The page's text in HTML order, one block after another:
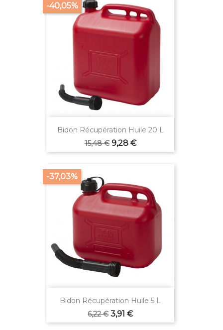
Bidon Récupération Huile 20 L
Prix
de
15,48 €
-40,05%
Prix
9,28 €
Bidon Récupération Huile 5 L
Prix
de
6,22 €
-37,03%
Prix
3,91 €